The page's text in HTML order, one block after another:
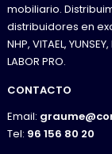
mobiliario.
distribuidores en
NHP, VITAEL,
LABOR PRO.
CONTACTO
Email:
Tel: 96 156 80 20